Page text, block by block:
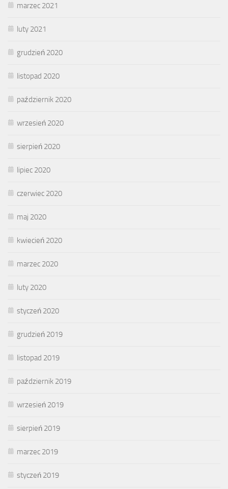
marzec 2021
luty 2021
grudzień 2020
listopad 2020
październik 2020
wrzesień 2020
sierpień 2020
lipiec 2020
czerwiec 2020
maj 2020
kwiecień 2020
marzec 2020
luty 2020
styczeń 2020
grudzień 2019
listopad 2019
październik 2019
wrzesień 2019
sierpień 2019
marzec 2019
styczeń 2019